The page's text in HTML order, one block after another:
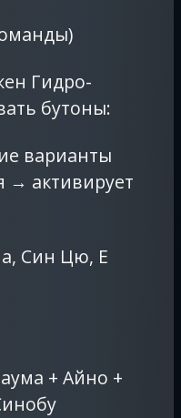
Гидро-
бутоны:
варианты
→ активирует
Син Цю, Е
+ Айно +